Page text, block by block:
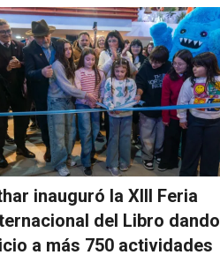
inauguró la XIII Feria
del Libro dando
a más 750 actividades